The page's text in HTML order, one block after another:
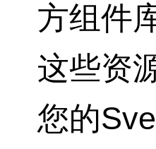
方组件
这些资
您的